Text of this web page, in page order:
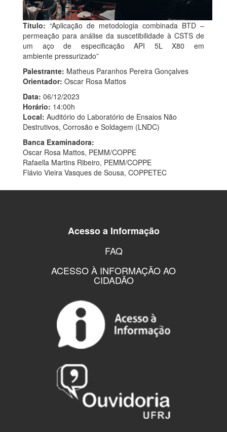
Título: “Aplicação de metodologia combinada BTD –
permeação para análise da suscetibilidade à CSTS de
um aço de especificação API 5L X80 em
ambiente pressurizado”
Palestrante: Matheus Paranhos Pereira Gonçalves
Orientador: Oscar Rosa Mattos
Data: 06/12/2023
Horário: 14:00h
Local: Auditório do Laboratório de Ensaios Não
Destrutivos, Corrosão e Soldagem (LNDC)
Banca Examinadora:
Oscar Rosa Mattos, PEMM/COPPE
Rafaella Martins Ribeiro, PEMM/COPPE
Flávio Vieira Vasques de Sousa, COPPETEC
Acesso a Informação
FAQ
ACESSO À INFORMAÇÃO AO
CIDADÃO